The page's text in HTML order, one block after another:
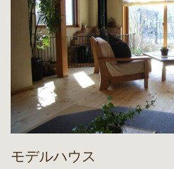
モデルハウス